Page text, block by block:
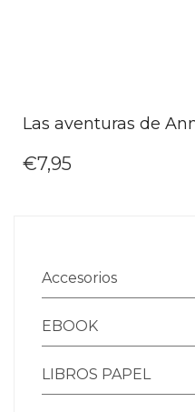
Las aventuras de
€7,95
Accesorios
EBOOK
LIBROS PAPEL